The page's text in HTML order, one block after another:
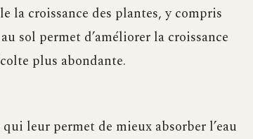
la croissance des plantes, y compris
sol permet d’améliorer la croissance
plus abondante.
leur permet de mieux absorber l’eau